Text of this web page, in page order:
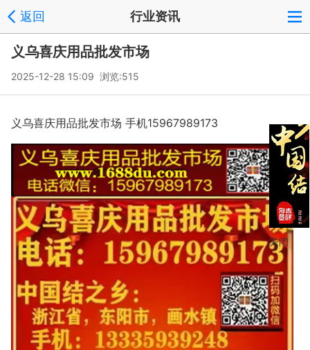
返回 行业资讯
义乌喜庆用品批发市场
2025-12-28 15:09 浏览:515
义乌喜庆用品批发市场 手机15967989173
关闭